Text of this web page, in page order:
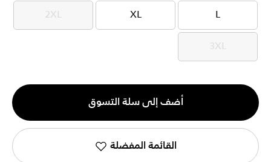
L
L
XL
XL
2XL
2XL
3XL
3XL
الكمية
1
أضف إلى سلة التسوق
القائمة المفضلة